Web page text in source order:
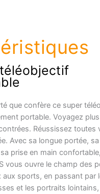
que confère ce super
portable. Voyagez
Réussissez toutes
Avec sa longue portée,
prise en main
vous ouvre le champ des
aux sports, en passant par
et les portraits lointains,